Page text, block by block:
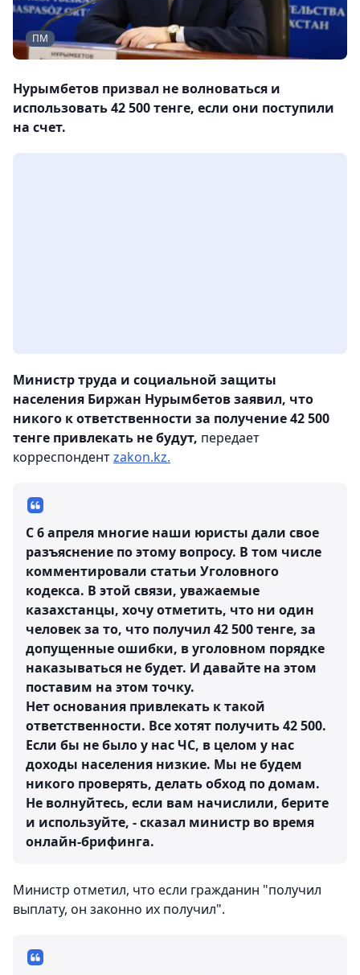
ПМ
Нурымбетов призвал не волноваться и
использовать 42 500 тенге, если они поступили
на счет.
Министр труда и социальной защиты
населения Биржан Нурымбетов заявил, что
никого к ответственности за получение 42 500
тенге привлекать не будут, передает
корреспондентzakon.kz.
С 6 апреля многие наши юристы дали свое
разъяснение по этому вопросу. В том числе
комментировали статьи Уголовного
кодекса. В этой связи, уважаемые
казахстанцы, хочу отметить, что ни один
человек за то, что получил 42 500 тенге, за
допущенные ошибки, в уголовном порядке
наказываться не будет. И давайте на этом
поставим на этом точку.
Нет основания привлекать к такой
ответственности. Все хотят получить 42 500.
Если бы не было у нас ЧС, в целом у нас
доходы населения низкие. Мы не будем
никого проверять, делать обход по домам.
Не волнуйтесь, если вам начислили, берите
и используйте, - сказал министр во время
онлайн-брифинга.
Министр отметил, что если гражданин "получил
выплату, он законно их получил".